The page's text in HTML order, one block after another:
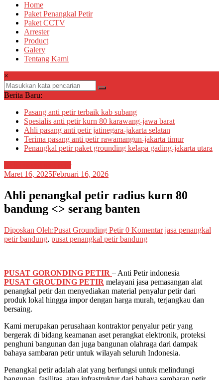
Home
Paket Penangkal Petir
Paket CCTV
Arrester
Product
Galery
Tentang Kami
×
Berita Baru:
Pasang anti petir terbaik kab subang
Spesialis anti petir kurn 80 karawang-jawa barat
Ahli pasang anti petir jatinegara-jakarta selatan
Terima pasang anti petir rawamangun-jakarta timur
Penangkal petir paket grounding kelapa gading-jakarta utara
Maret 16, 2025Februari 16, 2026
Ahli penangkal petir radius kurn 80
bandung <> serang banten
Diposkan Oleh:Pusat Grounding Petir0 Komentar jasa penangkal
petir bandung, pusat penangkal petir bandung
PUSAT GORONDING PETIR – Anti Petir indonesia
PUSAT GROUDING PETIR melayani jasa pemasangan alat
penangkal petir dan menyediakan material penyalur petir dari
produk lokal hingga impor dengan harga murah, terjangkau dan
bersaing.
Kami merupakan perusahaan kontraktor penyalur petir yang
bergerak di bidang keamanan aset perangkat elektronik, proteksi
penghuni bangunan dan juga bangunan olahraga dari dampak
bahaya sambaran petir untuk wilayah seluruh Indonesia.
Penangkal petir adalah alat yang berfungsi untuk melindungi